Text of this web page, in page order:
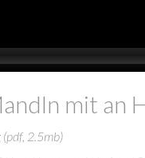
mit an
(pdf, 2.5mb)